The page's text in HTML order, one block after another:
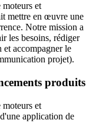
et
mettre en œuvre une
Notre mission a
les besoins, rédiger
et accompagner le
projet).
produits
et
application de